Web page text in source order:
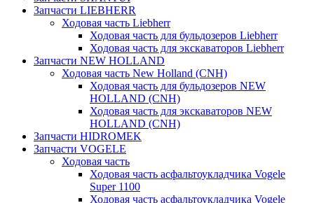
Запчасти LIEBHERR
Ходовая часть Liebherr
Ходовая часть для бульдозеров Liebherr
Ходовая часть для экскаваторов Liebherr
Запчасти NEW HOLLAND
Ходовая часть New Holland (CNH)
Ходовая часть для бульдозеров NEW
HOLLAND (CNH)
Ходовая часть для экскаваторов NEW
HOLLAND (CNH)
Запчасти HIDROMEK
Запчасти VOGELE
Ходовая часть
Ходовая часть асфальтоукладчика Vogele
Super 1100
Ходовая часть асфальтоукладчика Vogele